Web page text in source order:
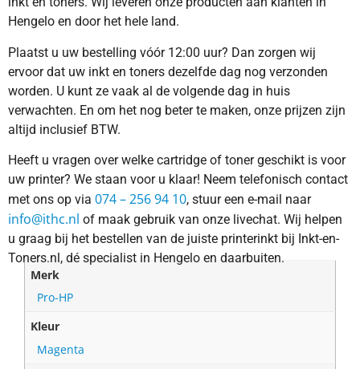
Hengelo en door het hele land.
Plaatst u uw bestelling vóór 12:00 uur? Dan zorgen wij
ervoor dat uw inkt en toners dezelfde dag nog verzonden
worden. U kunt ze vaak al de volgende dag in huis
verwachten. En om het nog beter te maken, onze prijzen zijn
altijd inclusief BTW.
Heeft u vragen over welke cartridge of toner geschikt is voor
uw printer? We staan voor u klaar! Neem telefonisch contact
met ons op via 074 – 256 94 10, stuur een e-mail naar
info@ithc.nl of maak gebruik van onze livechat. Wij helpen
u graag bij het bestellen van de juiste printerinkt bij Inkt-en-
Toners.nl, dé specialist in Hengelo en daarbuiten.
Merk
Pro-HP
Kleur
Magenta